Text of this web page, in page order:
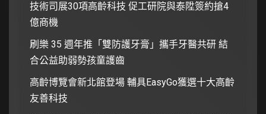
技術司展30項高齡科技 促工研院與泰陞簽約搶4
億商機
刷樂 35 週年推「雙防護牙膏」攜手牙醫共研 結
合公益助弱勢孩童護齒
高齡博覽會新北館登場 輔具EasyGo獲選十大高齡
友善科技